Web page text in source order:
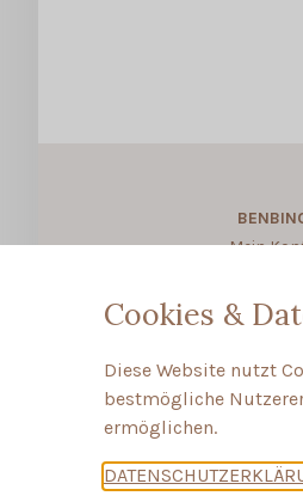
Mein
Cookies &
Diese Website nutzt
bestmögliche
ermöglichen.